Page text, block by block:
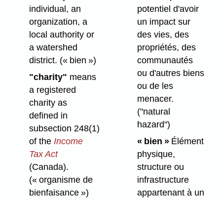
individual, an
organization, a
local authority or
a watershed
district. (« bien »)
"charity" means
a registered
charity as
defined in
subsection 248(1)
of the Income
Tax Act
(Canada).
(« organisme de
bienfaisance »)
potentiel d'avoir
un impact sur
des vies, des
propriétés, des
communautés
ou d'autres biens
ou de les
menacer.
("natural
hazard")
« bien »Élément
physique,
structure ou
infrastructure
appartenant à un